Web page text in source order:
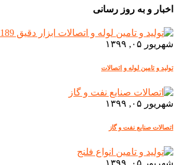
اخبار و به روز رسانی
شهریور ۰۵, ۱۳۹۹
تولید و تامین لوله و اتصالات
شهریور ۰۵, ۱۳۹۹
اتصالات صنایع نفت و گاز
شهریور ۰۵, ۱۳۹۹